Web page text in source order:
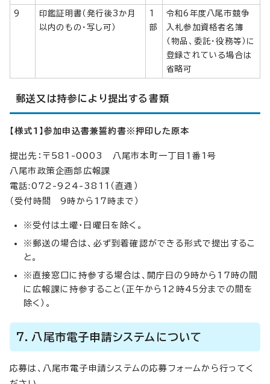
9
印鑑証明書（発行後3か月
以内のもの・写し可）
1
部
令和6年度八尾市競争
入札参加資格者名簿
（物品、委託・役務等）に
登録されている場合は
省略可
郵送又は持参により提出する書類
【様式1】参加申込書兼誓約書※押印した原本
提出先：〒581-0003 八尾市本町一丁目1番1号
八尾市政策企画部広報課
電話:072-924-3811（直通）
（受付時間 9時から17時まで）
※受付は土曜・日曜日を除く。
※郵送の場合は、必ず到着確認ができる形式で提出するこ
と。
※直接窓口に持参する場合は、開庁日の9時から17時の間
に広報課に持参すること（正午から12時45分までの間を
除く）。
7．八尾市電子申請システムについて
応募は、八尾市電子申請システムの応募フォームから行ってく